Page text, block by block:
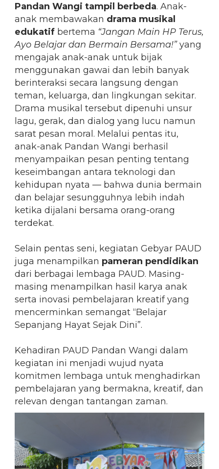
Pandan Wangi tampil berbeda. Anak-
anak membawakan drama musikal
edukatif bertema “Jangan Main HP Terus,
Ayo Belajar dan Bermain Bersama!”yang
mengajak anak-anak untuk bijak
menggunakan gawai dan lebih banyak
berinteraksi secara langsung dengan
teman, keluarga, dan lingkungan sekitar.
Drama musikal tersebut dipenuhi unsur
lagu, gerak, dan dialog yang lucu namun
sarat pesan moral. Melalui pentas itu,
anak-anak Pandan Wangi berhasil
menyampaikan pesan penting tentang
keseimbangan antara teknologi dan
kehidupan nyata — bahwa dunia bermain
dan belajar sesungguhnya lebih indah
ketika dijalani bersama orang-orang
terdekat.
Selain pentas seni, kegiatan Gebyar PAUD
juga menampilkan pameran pendidikan
dari berbagai lembaga PAUD. Masing-
masing menampilkan hasil karya anak
serta inovasi pembelajaran kreatif yang
mencerminkan semangat “Belajar
Sepanjang Hayat Sejak Dini”.
Kehadiran PAUD Pandan Wangi dalam
kegiatan ini menjadi wujud nyata
komitmen lembaga untuk menghadirkan
pembelajaran yang bermakna, kreatif, dan
relevan dengan tantangan zaman.